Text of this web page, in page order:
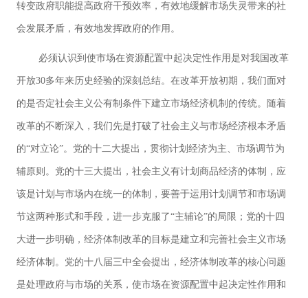
转变政府职能提高政府干预效率，有效地缓解市场失灵带来的社
会发展矛盾，有效地发挥政府的作用。
必须认识到使市场在资源配置中起决定性作用是对我国改革
开放30多年来历史经验的深刻总结。在改革开放初期，我们面对
的是否定社会主义公有制条件下建立市场经济机制的传统。随着
改革的不断深入，我们先是打破了社会主义与市场经济根本矛盾
的“对立论”。党的十二大提出，贯彻计划经济为主、市场调节为
辅原则。党的十三大提出，社会主义有计划商品经济的体制，应
该是计划与市场内在统一的体制，要善于运用计划调节和市场调
节这两种形式和手段，进一步克服了“主辅论”的局限；党的十四
大进一步明确，经济体制改革的目标是建立和完善社会主义市场
经济体制。党的十八届三中全会提出，经济体制改革的核心问题
是处理政府与市场的关系，使市场在资源配置中起决定性作用和